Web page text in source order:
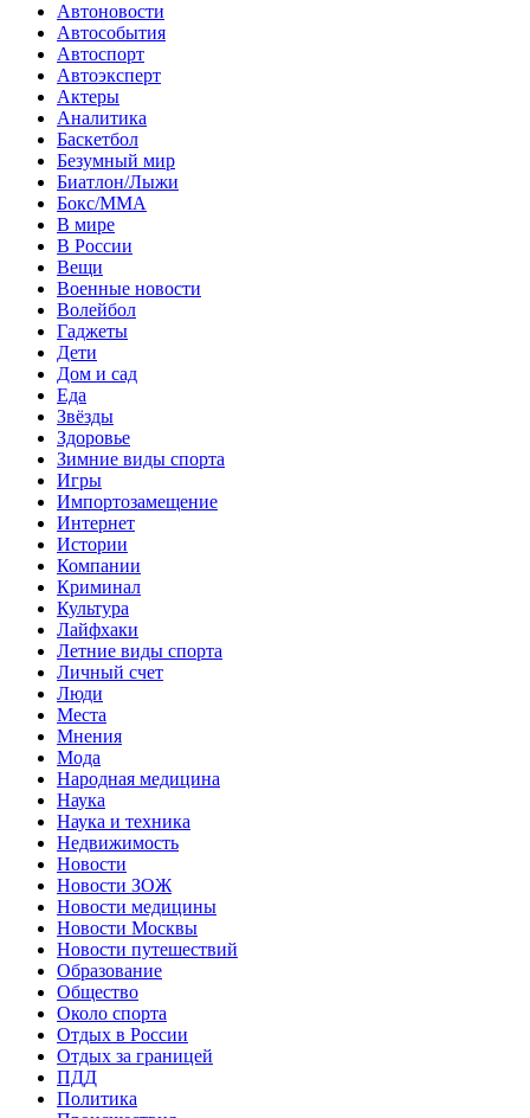
Автоновости
Автособытия
Автоспорт
Автоэксперт
Актеры
Аналитика
Баскетбол
Безумный мир
Биатлон/Лыжи
Бокс/MMA
В мире
В России
Вещи
Военные новости
Волейбол
Гаджеты
Дети
Дом и сад
Еда
Звёзды
Здоровье
Зимние виды спорта
Игры
Импортозамещение
Интернет
Истории
Компании
Криминал
Культура
Лайфхаки
Летние виды спорта
Личный счет
Люди
Места
Мнения
Мода
Народная медицина
Наука
Наука и техника
Недвижимость
Новости
Новости ЗОЖ
Новости медицины
Новости Москвы
Новости путешествий
Образование
Общество
Около спорта
Отдых в России
Отдых за границей
ПДД
Политика